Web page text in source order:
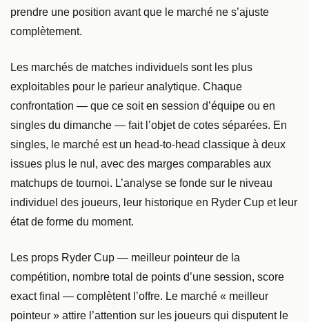
prendre une position avant que le marché ne s’ajuste
complètement.
Les marchés de matches individuels sont les plus
exploitables pour le parieur analytique. Chaque
confrontation — que ce soit en session d’équipe ou en
singles du dimanche — fait l’objet de cotes séparées. En
singles, le marché est un head-to-head classique à deux
issues plus le nul, avec des marges comparables aux
matchups de tournoi. L’analyse se fonde sur le niveau
individuel des joueurs, leur historique en Ryder Cup et leur
état de forme du moment.
Les props Ryder Cup — meilleur pointeur de la
compétition, nombre total de points d’une session, score
exact final — complètent l’offre. Le marché « meilleur
pointeur » attire l’attention sur les joueurs qui disputent le